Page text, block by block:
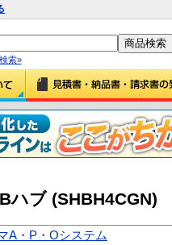
索»
ハブ (SHBH4CGN)
A・P・Oシステム